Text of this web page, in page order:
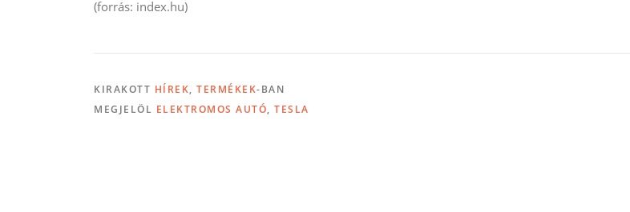
(forrás: index.hu)
KIRAKOTT HÍREK, TERMÉKEK-BAN
MEGJELÖL ELEKTROMOS AUTÓ, TESLA